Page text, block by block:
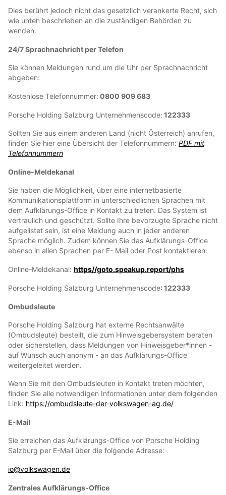
Dies berührt jedoch nicht das gesetzlich verankerte Recht, sich
wie unten beschrieben an die zuständigen Behörden zu
wenden.
24/7 Sprachnachricht per Telefon
Sie können Meldungen rund um die Uhr per Sprachnachricht
abgeben:
Kostenlose Telefonnummer: 0800 909 683
Porsche Holding Salzburg Unternehmenscode: 122333
Sollten Sie aus einem anderen Land (nicht Österreich) anrufen,
finden Sie hier eine Übersicht der Telefonnummern: PDF mit
Telefonnummern
Online-Meldekanal
Sie haben die Möglichkeit, über eine internetbasierte
Kommunikationsplattform in unterschiedlichen Sprachen mit
dem Aufklärungs-Office in Kontakt zu treten. Das System ist
vertraulich und geschützt. Sollte Ihre bevorzugte Sprache nicht
aufgelistet sein, ist eine Meldung auch in jeder anderen
Sprache möglich. Zudem können Sie das Aufklärungs-Office
ebenso in allen Sprachen per E- Mail oder Post kontaktieren:
Online-Meldekanal: https//goto.speakup.report/phs
Porsche Holding Salzburg Unternehmenscode: 122333
Ombudsleute
Porsche Holding Salzburg hat externe Rechtsanwälte
(Ombudsleute) bestellt, die zum Hinweisgebersystem beraten
oder sicherstellen, dass Meldungen von Hinweisgeber*innen -
auf Wunsch auch anonym - an das Aufklärungs-Office
weitergeleitet werden.
Wenn Sie mit den Ombudsleuten in Kontakt treten möchten,
finden Sie alle notwendigen Informationen unter dem folgenden
Link: https://ombudsleute-der-volkswagen-ag.de/
E-Mail
Sie erreichen das Aufklärungs-Office von Porsche Holding
Salzburg per E-Mail über die folgende Adresse:
io@volkswagen.de
Zentrales Aufklärungs-Office